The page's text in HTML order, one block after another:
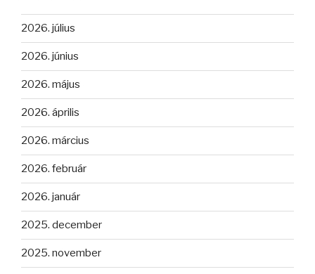
2026. július
2026. június
2026. május
2026. április
2026. március
2026. február
2026. január
2025. december
2025. november